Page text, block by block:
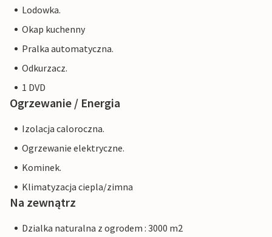
Lodowka.
Okap kuchenny
Pralka automatyczna.
Odkurzacz.
1 DVD
Ogrzewanie / Energia
Izolacja caloroczna.
Ogrzewanie elektryczne.
Kominek.
Klimatyzacja ciepla/zimna
Na zewnątrz
Dzialka naturalna z ogrodem : 3000 m2